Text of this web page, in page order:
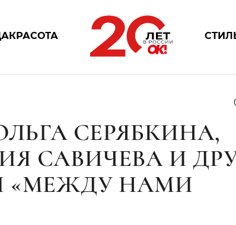
КРАСОТА
СЕРЯБКИНА,
САВИЧЕВА И
«МЕЖДУ НАМИ